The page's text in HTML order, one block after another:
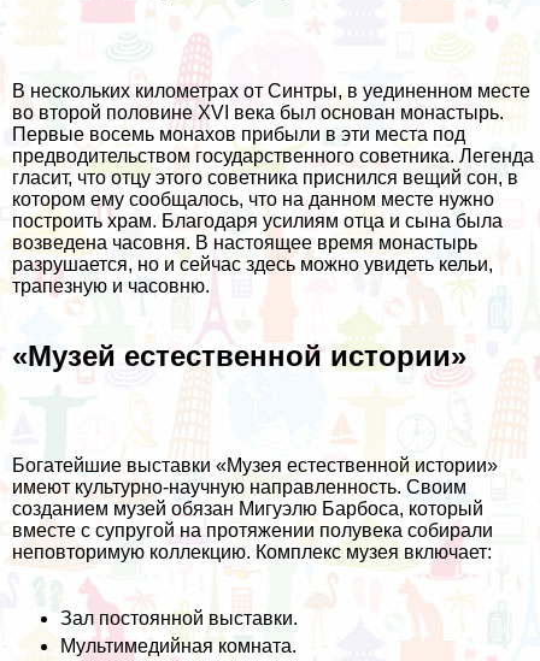
В нескольких километрах от Синтры, в уединенном месте
во второй половине XVI века был основан монастырь.
Первые восемь монахов прибыли в эти места под
предводительством государственного советника. Легенда
гласит, что отцу этого советника приснился вещий сон, в
котором ему сообщалось, что на данном месте нужно
построить храм. Благодаря усилиям отца и сына была
возведена часовня. В настоящее время монастырь
разрушается, но и сейчас здесь можно увидеть кельи,
трапезную и часовню.
«Музей естественной истории»
Богатейшие выставки «Музея естественной истории»
имеют культурно-научную направленность. Своим
созданием музей обязан Мигуэлю Барбоса, который
вместе с супругой на протяжении полувека собирали
неповторимую коллекцию. Комплекс музея включает:
Зал постоянной выставки.
Мультимедийная комната.